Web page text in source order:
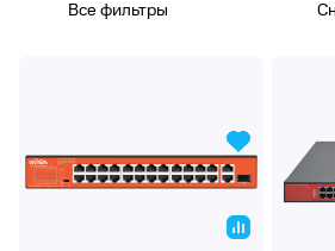
Все фильтры